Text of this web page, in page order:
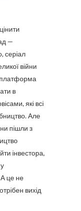
—
серіал
війни
платформа
в
які всі
Але
пішли з
інвестора,
це не
вихід